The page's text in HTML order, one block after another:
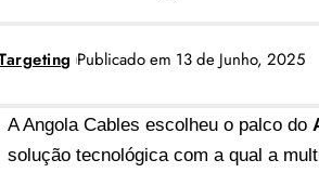
Publicado em 13 de Junho, 2025
AAngola Cables escolheu o palco do
solução tecnológica com a qual a